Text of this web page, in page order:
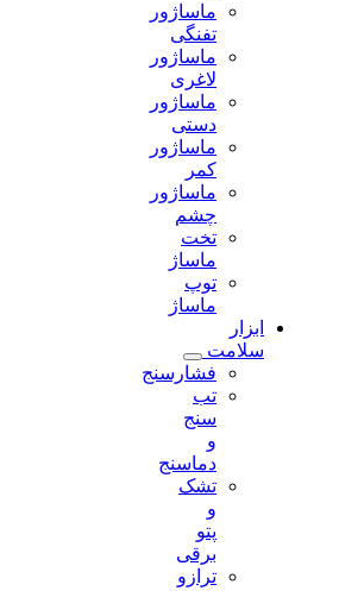
ماساژور
تفنگی
ماساژور
لاغری
ماساژور
دستی
ماساژور
ماساژور
تخت
ماساژ
توپ
ماساژ
ابزار
سلامت
فشارسنج
دماسنج
تشک
ترازو